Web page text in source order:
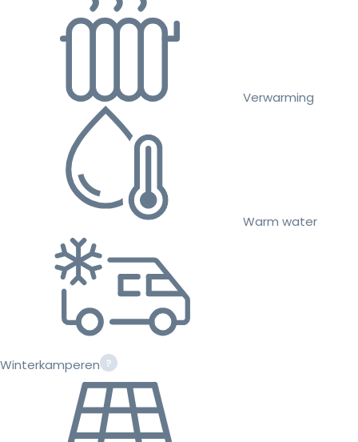
Verwarming
Warm water
Winterkamperen